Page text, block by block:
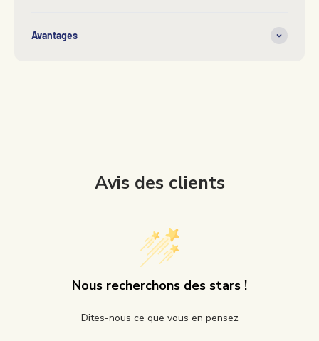
Avantages
Avis des clients
Nous recherchons des stars !
Dites-nous ce que vous en pensez